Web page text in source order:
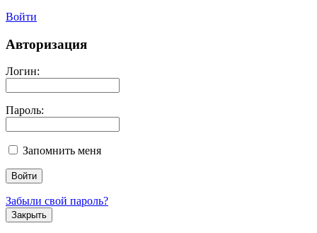
Войти
Авторизация
Логин:
Пароль:
Запомнить меня
Забыли свой пароль?
Закрыть